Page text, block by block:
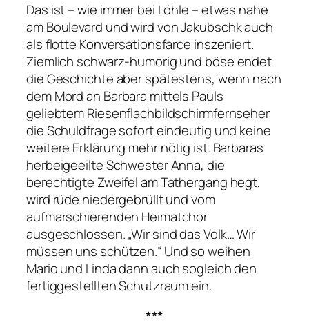
Das ist – wie immer bei Löhle – etwas nahe
am Boulevard und wird von Jakubschk auch
als flotte Konversationsfarce inszeniert.
Ziemlich schwarz-humorig und böse endet
die Geschichte aber spätestens, wenn nach
dem Mord an Barbara mittels Pauls
geliebtem Riesenflachbildschirmfernseher
die Schuldfrage sofort eindeutig und keine
weitere Erklärung mehr nötig ist. Barbaras
herbeigeeilte Schwester Anna, die
berechtigte Zweifel am Tathergang hegt,
wird rüde niedergebrüllt und vom
aufmarschierenden Heimatchor
ausgeschlossen.„Wir sind das Volk… Wir
müssen uns schützen.“ Und so weihen
Mario und Linda dann auch sogleich den
fertiggestellten Schutzraum ein.
***